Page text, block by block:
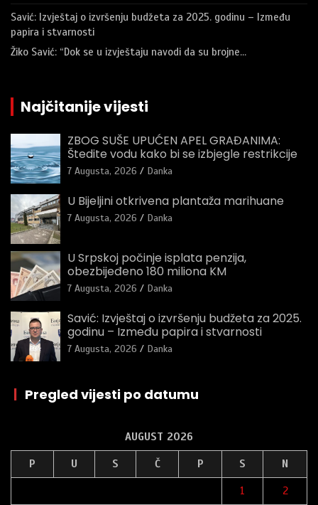
Savić: Izvještaj o izvršenju budžeta za 2025. godinu – Između
papira i stvarnosti
Žiko Savić: “Dok se u izvještaju navodi da su brojne…
Najčitanije vijesti
ZBOG SUŠE UPUĆEN APEL GRAĐANIMA:
Štedite vodu kako bi se izbjegle restrikcije
7 Augusta, 2026 Danka
U Bijeljini otkrivena plantaža marihuane
7 Augusta, 2026 Danka
U Srpskoj počinje isplata penzija,
obezbijeđeno 180 miliona KM
7 Augusta, 2026 Danka
Savić: Izvještaj o izvršenju budžeta za 2025.
godinu – Između papira i stvarnosti
7 Augusta, 2026 Danka
| Pregled vijesti po datumu
AUGUST 2026
P U S Č P S N
1 2